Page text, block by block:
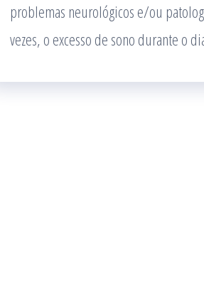
problemas neurológicos e/ou
vezes, o excesso de sono durante o